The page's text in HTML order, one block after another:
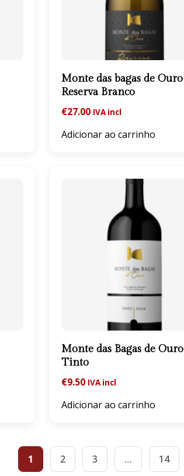
Monte das bagas de Ouro
Reserva Branco
€27.00 IVA incl
Adicionar ao carrinho
Monte das Bagas de Ouro
Tinto
€9.50 IVA incl
Adicionar ao carrinho
1 2 3 … 14